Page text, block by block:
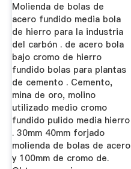
Molienda de bolas de
acero fundido media bola
de hierro para la industria
del carbón . de acero bola
bajo cromo de hierro
fundido bolas para plantas
de cemento . Cemento,
mina de oro, molino
utilizado medio cromo
fundido pulido media hierro
. 30mm 40mm forjado
molienda de bolas de acero
y 100mm de cromo de.